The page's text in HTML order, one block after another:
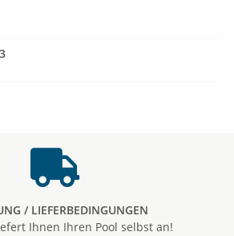
/ LIEFERBEDINGUNGEN
Ihnen Ihren Pool selbst an!